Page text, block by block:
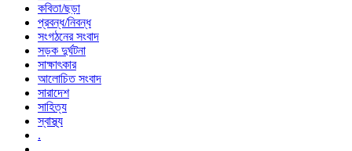
কবিতা/ছড়া
প্রবন্ধ/নিবন্ধ
সংগঠনের সংবাদ
সড়ক দুর্ঘটনা
সাক্ষাৎকার
আলোচিত সংবাদ
সারাদেশ
সাহিত্য
স্বাস্থ্য
.